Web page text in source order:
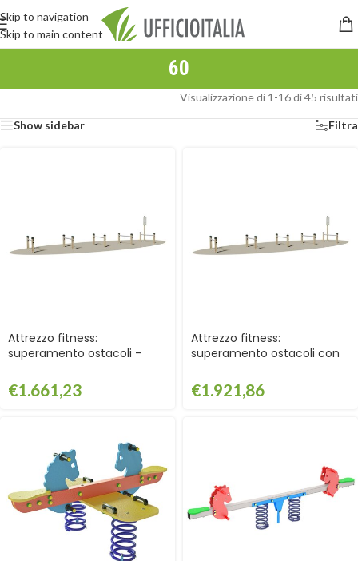
Skip to navigation
Skip to main content
60
Visualizzazione di 1-16 di 45 risultati
Show sidebar Filtra
Attrezzo fitness:
superamento ostacoli –
€1.661,23
Attrezzo fitness:
superamento ostacoli con
€1.921,86